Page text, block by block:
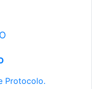
Protocolo.